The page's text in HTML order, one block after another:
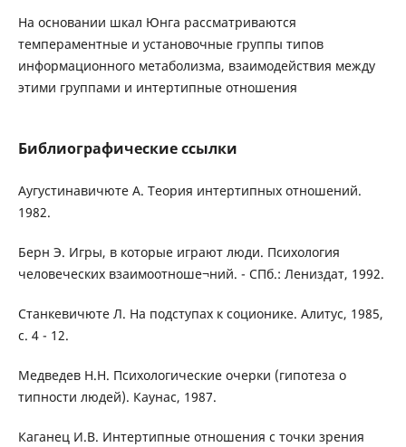
На основании шкал Юнга рассматриваются
темпераментные и установочные группы типов
информационного метаболизма, взаимодействия между
этими группами и интертипные отношения
Библиографические ссылки
Аугустинавичюте А. Теория интертипных отношений.
1982.
Берн Э. Игры, в которые играют люди. Психология
человеческих взаимоотноше¬ний. - СПб.: Лениздат, 1992.
Станкевичюте Л. На подступах к соционике. Алитус, 1985,
с. 4 - 12.
Медведев Н.Н. Психологические очерки (гипотеза о
типности людей). Каунас, 1987.
Каганец И.В. Интертипные отношения с точки зрения